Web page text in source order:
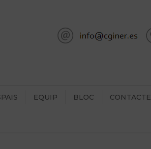
EQUIP BLOC CONTACTE